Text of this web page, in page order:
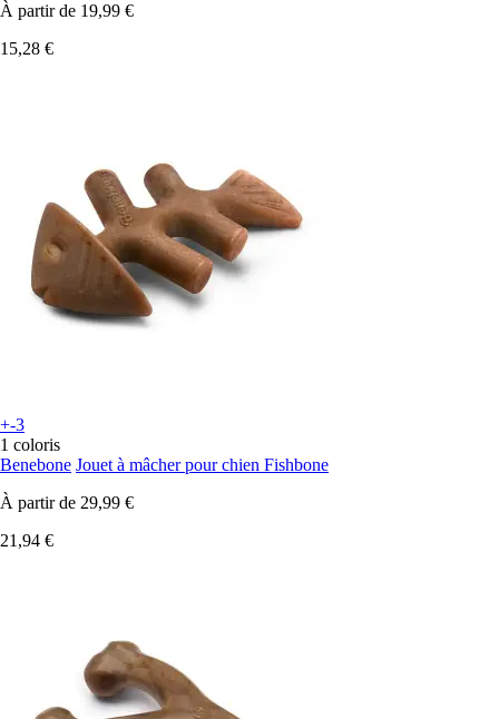
À partir de 19,99 €
15,28 €
+-3
1 coloris
Benebone Jouet à mâcher pour chien Fishbone
À partir de 29,99 €
21,94 €